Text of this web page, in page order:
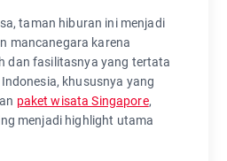
taman hiburan ini menjadi
mancanegara karena
dan fasilitasnya yang tertata
khususnya yang
paket wisata Singapore,
menjadi highlight utama